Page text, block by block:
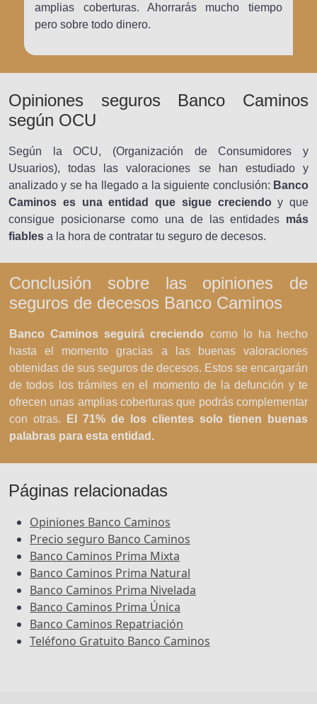
amplias coberturas. Ahorrarás mucho tiempo
pero sobre todo dinero.
Opiniones seguros Banco Caminos
según OCU
Según la OCU, (Organización de Consumidores y
Usuarios), todas las valoraciones se han estudiado y
analizado y se ha llegado a la siguiente conclusión: Banco
Caminos es una entidad que sigue creciendoy que
consigue posicionarse como una de las entidades más
fiables a la hora de contratar tu seguro de decesos.
Conclusión sobre las opiniones de
seguros de decesos Banco Caminos
Banco Caminos seguirá creciendo como lo ha hecho
hasta el momento gracias a las buenas valoraciones
obtenidas de sus seguros de decesos. Estos se encargarán
de todos los trámites en el momento de la defunción y te
ofrecen unas amplias coberturas que podrás complementar
con otras. El 71% de los clientes solo tienen buenas
palabras para esta entidad.
Páginas relacionadas
Opiniones Banco Caminos
Precio seguro Banco Caminos
Banco Caminos Prima Mixta
Banco Caminos Prima Natural
Banco Caminos Prima Nivelada
Banco Caminos Prima Única
Banco Caminos Repatriación
Teléfono Gratuito Banco Caminos